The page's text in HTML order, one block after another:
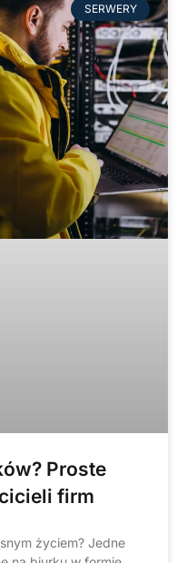
SERWERY
Proste
firm
życiem? Jedne